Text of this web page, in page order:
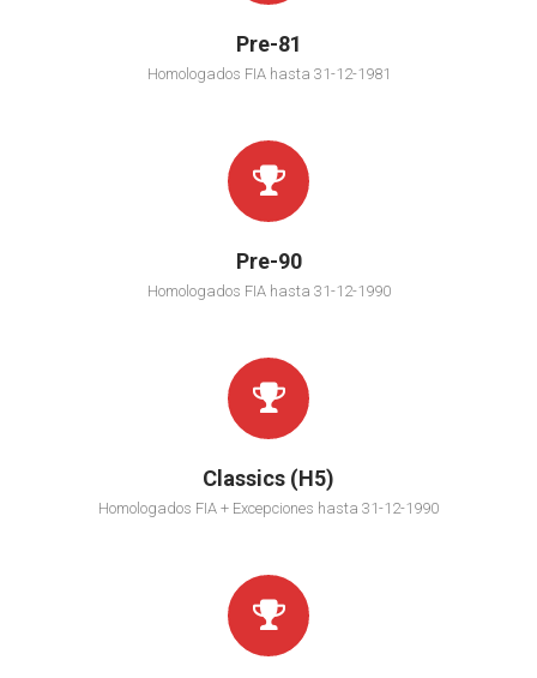
Pre-81
Homologados FIA hasta 31-12-1981
Pre-90
Homologados FIA hasta 31-12-1990
Classics (H5)
Homologados FIA + Excepciones hasta 31-12-1990